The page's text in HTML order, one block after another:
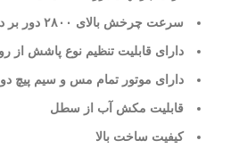
سرعت چرخش بالای ٢٨٠٠ دور بر دقیقه
دارای قابلیت تنظیم نوع پاشش از
دارای موتور تمام مس و سیم پیچ
قابلیت مکش آب از سطل
کیفیت ساخت بالا